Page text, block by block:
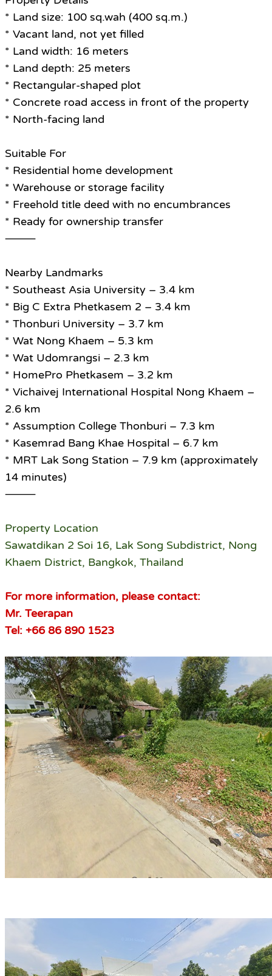
* Land size: 100 sq.wah (400 sq.m.)
* Vacant land, not yet filled
* Land width: 16 meters
* Land depth: 25 meters
* Rectangular-shaped plot
* Concrete road access in front of the property
* North-facing land
Suitable For
* Residential home development
* Warehouse or storage facility
* Freehold title deed with no encumbrances
* Ready for ownership transfer
⸻
Nearby Landmarks
* Southeast Asia University – 3.4 km
* Big C Extra Phetkasem 2 – 3.4 km
* Thonburi University – 3.7 km
* Wat Nong Khaem – 5.3 km
* Wat Udomrangsi – 2.3 km
* HomePro Phetkasem – 3.2 km
* Vichaivej International Hospital Nong Khaem –
2.6 km
* Assumption College Thonburi – 7.3 km
* Kasemrad Bang Khae Hospital – 6.7 km
* MRT Lak Song Station – 7.9 km (approximately
14 minutes)
⸻
Property Location
Sawatdikan 2 Soi 16, Lak Song Subdistrict, Nong
Khaem District, Bangkok, Thailand
For more information, please contact:
Mr. Teerapan
Tel: +66 86 890 1523